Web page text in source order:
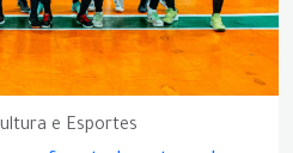
e Esportes